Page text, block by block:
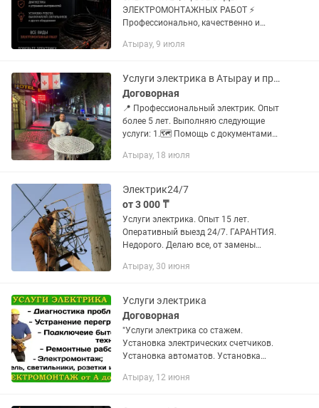
ЭЛЕКТРОМОНТАЖНЫХ РАБОТ ⚡
Профессионально, качественно и
электромонтажные работы любой
коттеджах, офисах, магазинах, кафе,...
Атырау, 9 июля
Услуги электрика в Атырау и пригороде Профессиональный электрик
Договорная
📍 Профессиональный электрик. Опыт
более 5 лет. Выполняю следующие
услуги: 1.🗺️ Помощь с документами
замена и счетчиков 3.🔌 Подключение
Атырау, 18 июля
Электрик24/7
от 3 000 ₸
Услуги электрика. Опыт 15 лет.
Оперативный выезд 24/7. ГАРАНТИЯ.
Недорого. Делаю все, от замены
необходимости имеется бригада
Атырау, 30 июня
Услуги электрика
Договорная
"Услуги электрика со стажем.
Установка электрических счетчиков.
Установка автоматов. Установка
Установка внутренних электрощитов.
Атырау, 12 июня